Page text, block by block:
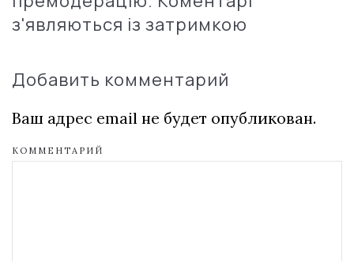
з'являються із затримкою
Добавить комментарий
Ваш адрес email не будет опубликован.
КОММЕНТАРИЙ